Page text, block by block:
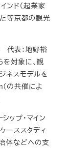
ンド（起業家
等京都の観光
代表：地野裕
を対象に、観
ネスモデルを
の共催によ
ップ・マイン
ーススタディ
体などへの支